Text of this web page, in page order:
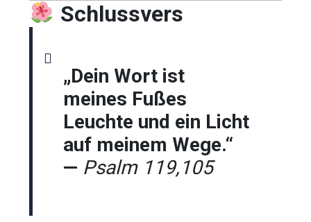
Schlussvers
„Dein Wort ist
meines Fußes
Leuchte und ein Licht
auf meinem Wege.“
— Psalm 119,105